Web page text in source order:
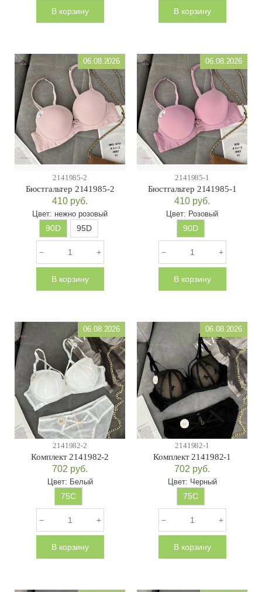
В корзину В корзину
06.08.2026
2141985-2
Бюстгальтер 2141985-2
410 руб.
Цвет: нежно розовый
90D 95D
В корзину
06.08.2026
2141985-1
Бюстгальтер 2141985-1
410 руб.
Цвет: Розовый
90D
В корзину
06.08.2026
2141982-2
Комплект 2141982-2
702 руб.
Цвет: Белый
75С
В корзину
06.08.2026
2141982-1
Комплект 2141982-1
702 руб.
Цвет: Черный
75С
В корзину